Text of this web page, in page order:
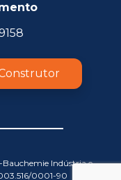
Bauchemie Indústria e
0001-90